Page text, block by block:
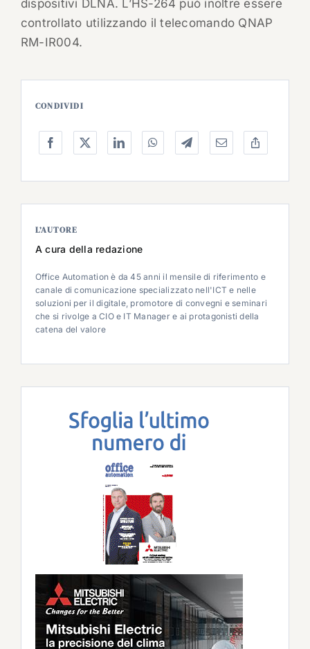
dispositivi DLNA. L’HS-264 può inoltre essere
controllato utilizzando il telecomando QNAP
RM-IR004.
CONDIVIDI
L’AUTORE
A cura della redazione
Office Automation è da 45 anni il mensile di riferimento e
canale di comunicazione specializzato nell'ICT e nelle
soluzioni per il digitale, promotore di convegni e seminari
che si rivolge a CIO e IT Manager e ai protagonisti della
catena del valore